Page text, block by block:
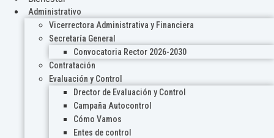
Administrativo
Vicerrectora Administrativa y Financiera
Secretaría General
Convocatoria Rector 2026-2030
Contratación
Evaluación y Control
Drector de Evaluación y Control
Campaña Autocontrol
Cómo Vamos
Entes de control